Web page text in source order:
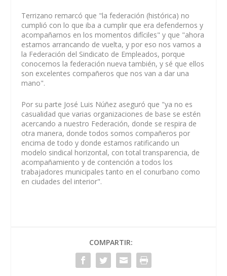
Terrizano remarcó que "la federación (histórica) no
cumplió con lo que iba a cumplir que era defendernos y
acompañarnos en los momentos difíciles" y que "ahora
estamos arrancando de vuelta, y por eso nos vamos a
la Federación del Sindicato de Empleados, porque
conocemos la federación nueva también, y sé que ellos
son excelentes compañeros que nos van a dar una
mano".
Por su parte José Luis Núñez aseguró que "ya no es
casualidad que varias organizaciones de base se estén
acercando a nuestro Federación, donde se respira de
otra manera, donde todos somos compañeros por
encima de todo y donde estamos ratificando un
modelo sindical horizontal, con total transparencia, de
acompañamiento y de contención a todos los
trabajadores municipales tanto en el conurbano como
en ciudades del interior".
COMPARTIR: